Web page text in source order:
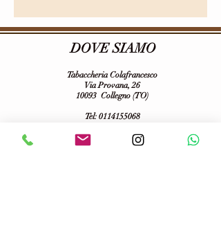
DOVE SIAMO
Tabaccheria Colafrancesco
Via Provana, 26
10093 Collegno (TO)
Tel: 0114155068
P.iva: 06703100013